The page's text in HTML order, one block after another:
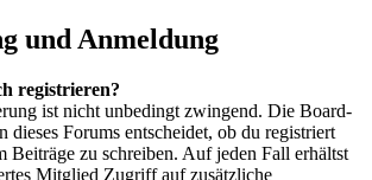
und Anmeldung
registrieren?
ist nicht unbedingt zwingend. Die Board-
dieses Forums entscheidet, ob du registriert
Beiträge zu schreiben. Auf jeden Fall erhältst
Mitglied Zugriff auf zusätzliche